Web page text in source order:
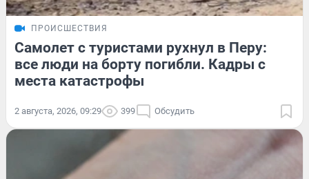
ПРОИСШЕСТВИЯ
Самолет с туристами рухнул в Перу:
все люди на борту погибли. Кадры с
места катастрофы
2 августа, 2026, 09:29 399 Обсудить